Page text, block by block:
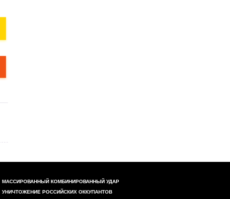
МАССИРОВАННЫЙ КОМБИНИРОВАННЫЙ УДАР
УНИЧТОЖЕНИЕ РОССИЙСКИХ ОККУПАНТОВ